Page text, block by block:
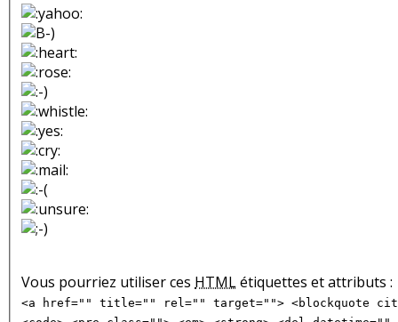
Vous pourriez utiliser ces HTMLétiquettes et attributs :
<a href="" title="" rel="" target=""> <blockquote